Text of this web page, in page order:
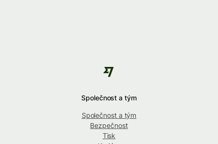
Společnost a tým
Společnost a tým
Bezpečnost
Tisk